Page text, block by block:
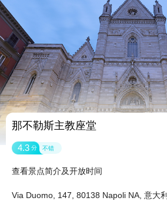
那不勒斯主教座堂
4.3 分 不错
查看景点简介及开放时间
Via Duomo, 147, 80138 Napoli NA, 意大利
